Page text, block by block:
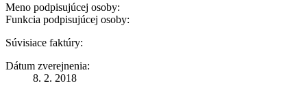
Meno podpisujúcej osoby:
Funkcia podpisujúcej osoby:
Súvisiace faktúry:
Dátum zverejnenia:
8. 2. 2018